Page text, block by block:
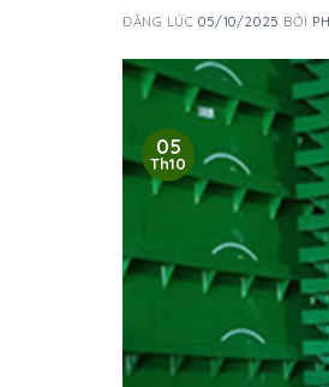
ĐĂNG LÚC05/10/2025 BỞI
05
Th10